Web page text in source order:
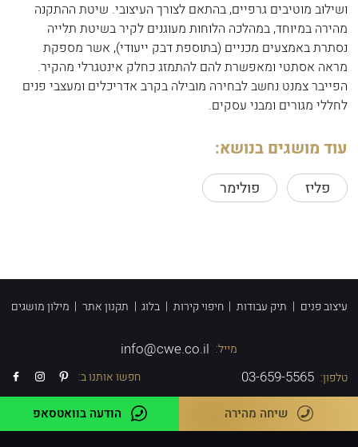
ושילוב מוטיבים גרפיים, בהתאם לצורך העיצובי. שיטת ההתקנה
מהירה במיוחד, במהלכה הלוחות מעוגנים לקיר בשיטת תלייה
נסתרת באמצעים מכניים (בתוספת דבק ייעודי), אשר מספקת
מראה אסתטי ומאפשרת להם להתמזג כחלק אינטגרלי מהקיר.
הפייבר צמנט נחשב לבחירה מובילה בקרב אדריכלים ומעצבי פנים
לחללי מגורים ומבני עסקים.
עוד מושגים בנושא:
פליז פולימר
עיצוב פנים | תיק עבודות | חיפוי קירות | בלוג | תקנון אתר | מילון מושגים
מייל: info@cwe.co.il
טלפון: 03-659-5565 חפשו אותנו ב:
Powered by שיחה מהירה הודעה בוואטסאפ